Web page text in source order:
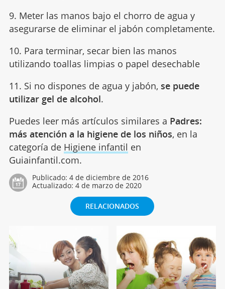
9. Meter las manos bajo el chorro de agua y
asegurarse de eliminar el jabón completamente.
10. Para terminar, secar bien las manos
utilizando toallas limpias o papel desechable
11. Si no dispones de agua y jabón, se puede
utilizar gel de alcohol.
Puedes leer más artículos similares a Padres:
más atención a la higiene de los niños, en la
categoría de Higiene infantil en
Guiainfantil.com.
Publicado: 4 de diciembre de 2016
Actualizado: 4 de marzo de 2020
RELACIONADOS